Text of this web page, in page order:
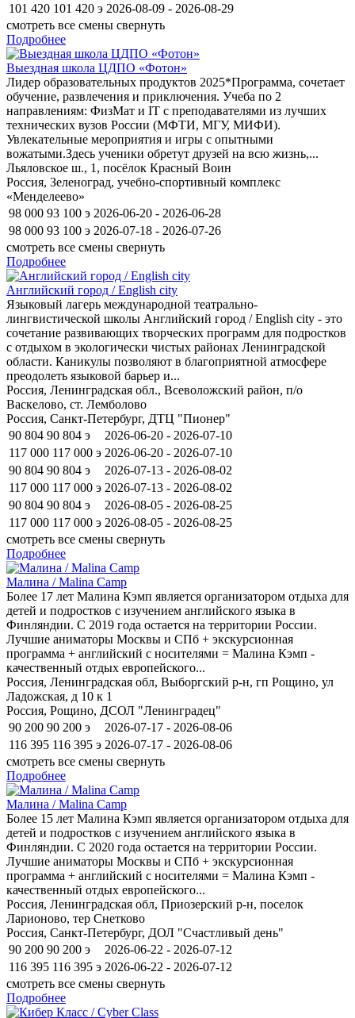
101 420 101 420 э 2026-08-09 - 2026-08-29
смотреть все смены свернуть
Подробнее
Выездная школа ЦДПО «Фотон»
Лидер образовательных продуктов 2025*Программа, сочетает
обучение, развлечения и приключения. Учеба по 2
направлениям: ФизМат и IT с преподавателями из лучших
технических вузов России (МФТИ, МГУ, МИФИ).
Увлекательные мероприятия и игры с опытными
вожатыми.Здесь ученики обретут друзей на всю жизнь,...
Льяловское ш., 1, посёлок Красный Воин
Россия, Зеленоград, учебно-спортивный комплекс
«Менделеево»
98 000 93 100 э 2026-06-20 - 2026-06-28
98 000 93 100 э 2026-07-18 - 2026-07-26
смотреть все смены свернуть
Подробнее
Английский город / English city
Языковый лагерь международной театрально-
лингвистической школы Английский город / English city - это
сочетание развивающих творческих программ для подростков
с отдыхом в экологически чистых районах Ленинградской
области. Каникулы позволяют в благоприятной атмосфере
преодолеть языковой барьер и...
Россия, Ленинградская обл., Всеволожский район, п/о
Васкелово, ст. Лемболово
Россия, Санкт-Петербург, ДТЦ "Пионер"
90 804 90 804 э
2026-06-20 - 2026-07-10
117 000 117 000 э 2026-06-20 - 2026-07-10
90 804 90 804 э
2026-07-13 - 2026-08-02
117 000 117 000 э 2026-07-13 - 2026-08-02
90 804 90 804 э
2026-08-05 - 2026-08-25
117 000 117 000 э 2026-08-05 - 2026-08-25
смотреть все смены свернуть
Подробнее
Малина / Malina Camp
Более 17 лет Малина Кэмп является организатором отдыха для
детей и подростков c изучением английского языка в
Финляндии. С 2019 года остается на территории России.
Лучшие аниматоры Москвы и СПб + экскурсионная
программа + английский с носителями = Малина Кэмп -
качественный отдых европейского...
Россия, Ленинградская обл, Выборгский р-н, гп Рощино, ул
Ладожская, д 10 к 1
Россия, Рощино, ДСОЛ "Ленинградец"
90 200 90 200 э
2026-07-17 - 2026-08-06
116 395 116 395 э 2026-07-17 - 2026-08-06
смотреть все смены свернуть
Подробнее
Малина / Malina Camp
Более 15 лет Малина Кэмп является организатором отдыха для
детей и подростков c изучением английского языка в
Финляндии. С 2020 года остается на территории России.
Лучшие аниматоры Москвы и СПб + экскурсионная
программа + английский с носителями = Малина Кэмп -
качественный отдых европейского...
Россия, Ленинградская обл, Приозерский р-н, поселок
Ларионово, тер Снетково
Россия, Санкт-Петербург, ДОЛ "Счастливый день"
90 200 90 200 э
2026-06-22 - 2026-07-12
116 395 116 395 э 2026-06-22 - 2026-07-12
смотреть все смены свернуть
Подробнее